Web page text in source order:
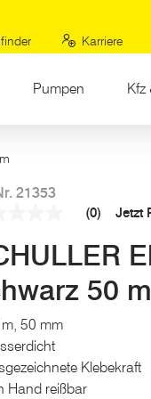
Karriere
Pumpen Kfz
21353
(0) Jetzt
50
50 mm
Klebekraft
Hand reißbar